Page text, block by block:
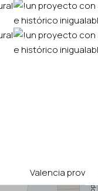
Valencia prov